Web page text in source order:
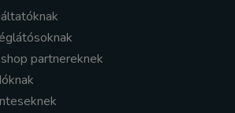
partnereknek